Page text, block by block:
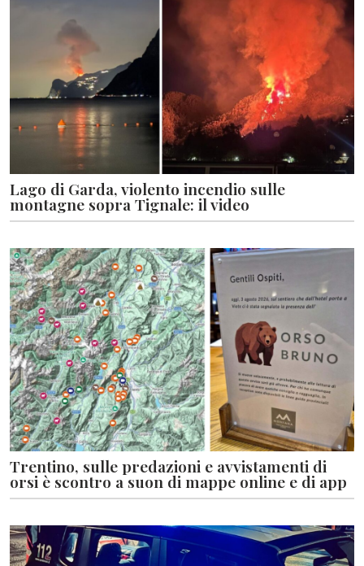
Lago di Garda, violento incendio sulle
montagne sopra Tignale: il video
Trentino, sulle predazioni e avvistamenti di
orsi è scontro a suon di mappe online e di app